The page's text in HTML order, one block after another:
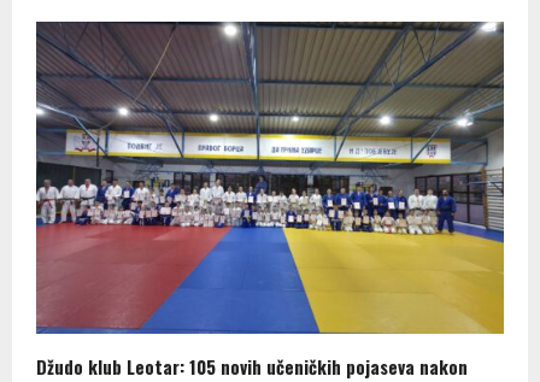
Džudo klub Leotar: 105 novih učeničkih pojaseva nakon